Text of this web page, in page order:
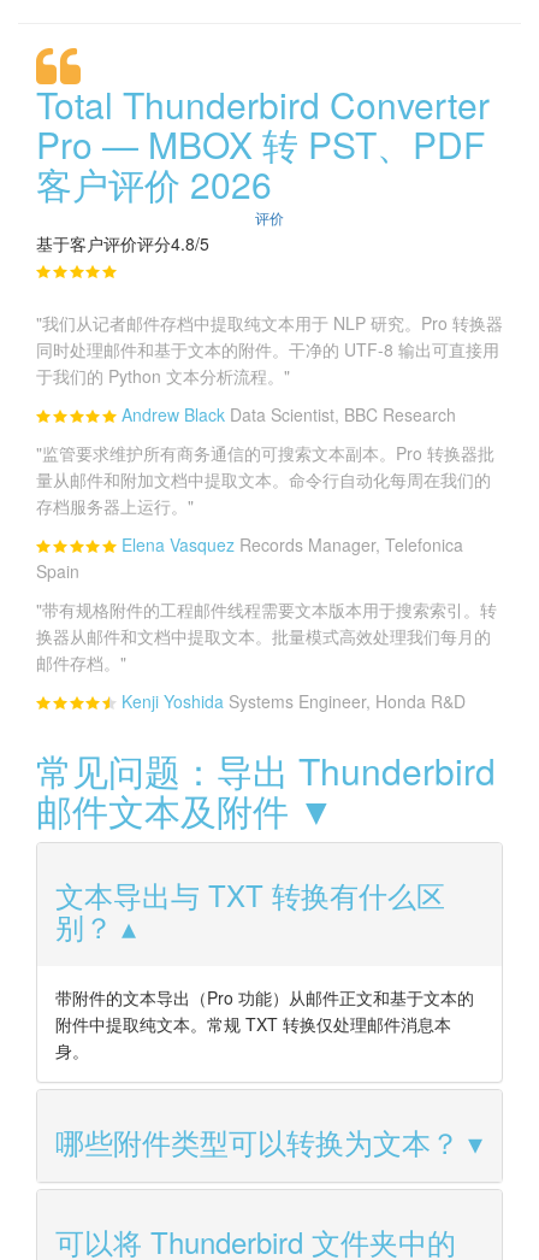
Total Thunderbird Converter
Pro — MBOX 转 PST、PDF
客户评价 2026
评价
基于客户评价评分4.8/5
"我们从记者邮件存档中提取纯文本用于 NLP 研究。Pro 转换器
同时处理邮件和基于文本的附件。干净的 UTF-8 输出可直接用
于我们的 Python 文本分析流程。"
Andrew Black Data Scientist, BBC Research
"监管要求维护所有商务通信的可搜索文本副本。Pro 转换器批
量从邮件和附加文档中提取文本。命令行自动化每周在我们的
存档服务器上运行。"
Elena Vasquez Records Manager, Telefonica
Spain
"带有规格附件的工程邮件线程需要文本版本用于搜索索引。转
换器从邮件和文档中提取文本。批量模式高效处理我们每月的
邮件存档。"
Kenji Yoshida Systems Engineer, Honda R&D
常见问题：导出 Thunderbird
邮件文本及附件 ▼
文本导出与 TXT 转换有什么区
别？
带附件的文本导出（Pro 功能）从邮件正文和基于文本的
附件中提取纯文本。常规 TXT 转换仅处理邮件消息本
身。
哪些附件类型可以转换为文本？
可以将 Thunderbird 文件夹中的